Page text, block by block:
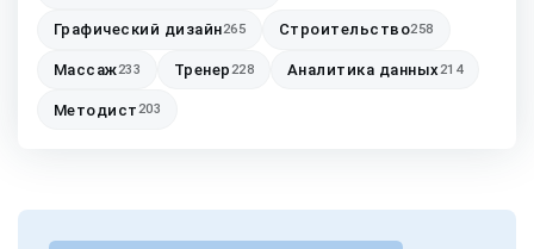
Графический дизайн265 Строительство258
Массаж233 Тренер 228 Аналитика данных214
Методист203